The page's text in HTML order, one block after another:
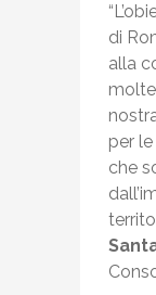
di
alla
per
che